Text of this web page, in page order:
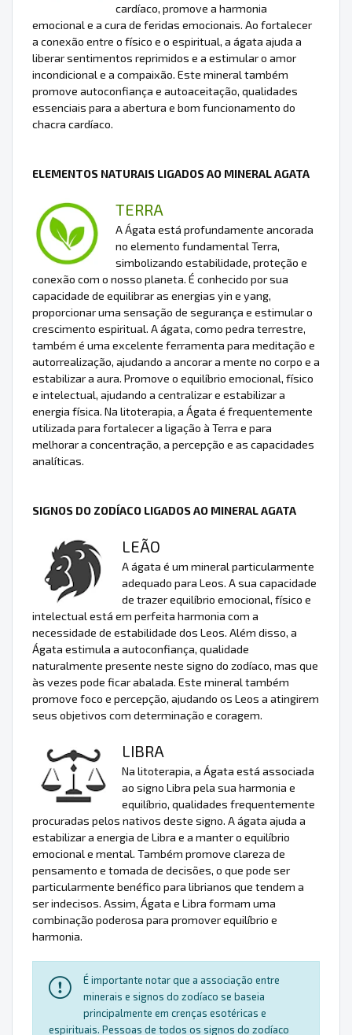
cardíaco, promove a harmonia
emocional e a cura de feridas emocionais. Ao fortalecer
a conexão entre o físico e o espiritual, a ágata ajuda a
liberar sentimentos reprimidos e a estimular o amor
incondicional e a compaixão. Este mineral também
promove autoconfiança e autoaceitação, qualidades
essenciais para a abertura e bom funcionamento do
chacra cardíaco.
ELEMENTOS NATURAIS LIGADOS AO MINERAL AGATA
TERRA
A Ágata está profundamente ancorada
no elemento fundamental Terra,
simbolizando estabilidade, proteção e
conexão com o nosso planeta. É conhecido por sua
capacidade de equilibrar as energias yin e yang,
proporcionar uma sensação de segurança e estimular o
crescimento espiritual. A ágata, como pedra terrestre,
também é uma excelente ferramenta para meditação e
autorrealização, ajudando a ancorar a mente no corpo e a
estabilizar a aura. Promove o equilíbrio emocional, físico
e intelectual, ajudando a centralizar e estabilizar a
energia física. Na litoterapia, a Ágata é frequentemente
utilizada para fortalecer a ligação à Terra e para
melhorar a concentração, a percepção e as capacidades
analíticas.
SIGNOS DO ZODÍACO LIGADOS AO MINERAL AGATA
LEÃO
A ágata é um mineral particularmente
adequado para Leos. A sua capacidade
de trazer equilíbrio emocional, físico e
intelectual está em perfeita harmonia com a
necessidade de estabilidade dos Leos. Além disso, a
Ágata estimula a autoconfiança, qualidade
naturalmente presente neste signo do zodíaco, mas que
às vezes pode ficar abalada. Este mineral também
promove foco e percepção, ajudando os Leos a atingirem
seus objetivos com determinação e coragem.
LIBRA
Na litoterapia, a Ágata está associada
ao signo Libra pela sua harmonia e
equilíbrio, qualidades frequentemente
procuradas pelos nativos deste signo. A ágata ajuda a
estabilizar a energia de Libra e a manter o equilíbrio
emocional e mental. Também promove clareza de
pensamento e tomada de decisões, o que pode ser
particularmente benéfico para librianos que tendem a
ser indecisos. Assim, Ágata e Libra formam uma
combinação poderosa para promover equilíbrio e
harmonia.
É importante notar que a associação entre
minerais e signos do zodíaco se baseia
principalmente em crenças esotéricas e
espirituais. Pessoas de todos os signos do zodíaco